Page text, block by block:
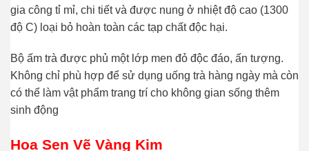
gia công tỉ mỉ, chi tiết và được nung ở nhiệt độ cao (1300
độ C) loại bỏ hoàn toàn các tạp chất độc hại.
Bộ ấm trà được phủ một lớp men đỏ độc đáo, ấn tượng.
Không chỉ phù hợp để sử dụng uống trà hàng ngày mà còn
có thể làm vật phẩm trang trí cho không gian sống thêm
sinh động
Hoa Sen Vẽ Vàng Kim